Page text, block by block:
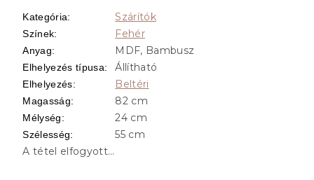
Kategória: Szárítók
Színek: Fehér
Anyag: MDF, Bambusz
Elhelyezés típusa: Állítható
Elhelyezés: Beltéri
Magasság: 82 cm
Mélység: 24 cm
Szélesség:
55 cm
A tétel elfogyott…